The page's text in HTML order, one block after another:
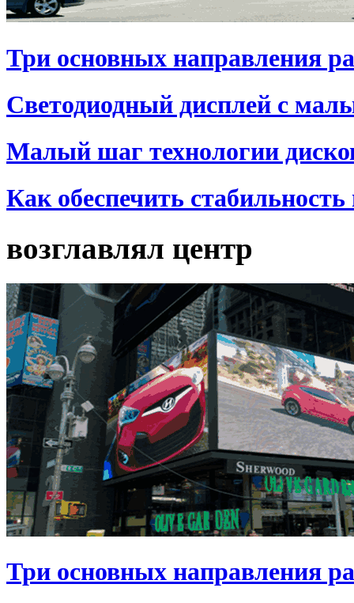
Три основных направления
Светодиодный дисплей с
Малый шаг технологии
Как обеспечить
возглавлял центр
Три основных направления